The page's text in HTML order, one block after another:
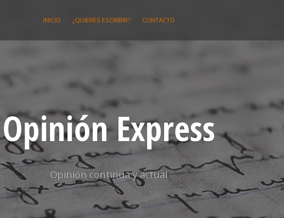
INICIO ¿QUIERES ESCRIBIR? CONTACTO
Opinión Express
Opinión continua y actual